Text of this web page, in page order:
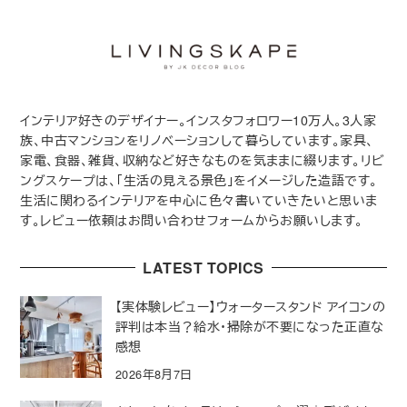
インテリア好きのデザイナー。インスタフォロワー10万人。3人家
族、中古マンションをリノベーションして暮らしています。家具、
家電、食器、雑貨、収納など好きなものを気ままに綴ります。リビ
ングスケープは、「生活の見える景色」をイメージした造語です。
生活に関わるインテリアを中心に色々書いていきたいと思いま
す。レビュー依頼はお問い合わせフォームからお願いします。
LATEST TOPICS
【実体験レビュー】ウォータースタンド アイコンの
評判は本当？給水・掃除が不要になった正直な
感想
2026年8月7日